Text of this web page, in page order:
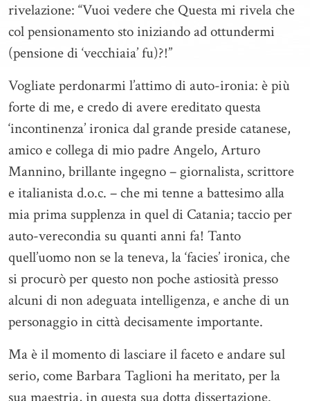
rivelazione: “Vuoi vedere che Questa mi rivela che
col pensionamento sto iniziando ad ottundermi
(pensione di ‘vecchiaia’ fu)?!”
Vogliate perdonarmi l’attimo di auto-ironia: è più
forte di me, e credo di avere ereditato questa
‘incontinenza’ ironica dal grande preside catanese,
amico e collega di mio padre Angelo, Arturo
Mannino, brillante ingegno – giornalista, scrittore
e italianista d.o.c. – che mi tenne a battesimo alla
mia prima supplenza in quel di Catania; taccio per
auto-verecondia su quanti anni fa! Tanto
quell’uomo non se la teneva, la ‘facies’ ironica, che
si procurò per questo non poche astiosità presso
alcuni di non adeguata intelligenza, e anche di un
personaggio in città decisamente importante.
Ma è il momento di lasciare il faceto e andare sul
serio, come Barbara Taglioni ha meritato, per la
sua maestria, in questa sua dotta dissertazione.